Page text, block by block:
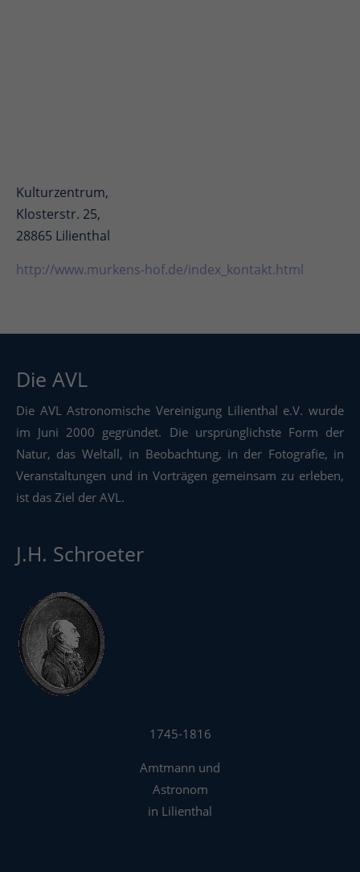
Kulturzentrum,
Klosterstr. 25,
28865 Lilienthal
http://www.murkens-hof.de/index_kontakt.html
Die AVL
Die AVL Astronomische Vereinigung Lilienthal e.V. wurde
im Juni 2000 gegründet. Die ursprünglichste Form der
Natur, das Weltall, in Beobachtung, in der Fotografie, in
Veranstaltungen und in Vorträgen gemeinsam zu erleben,
ist das Ziel der AVL.
J.H. Schroeter
1745-1816
Amtmann und
Astronom
in Lilienthal